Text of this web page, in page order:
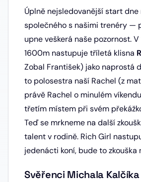
Úplně nejsledovanější start dne
společného s našimi trenéry —
upne veškerá naše pozornost. V
1600m nastupuje tříletá klisna
Zobal František) jako naprostá
to polosestra naší Rachel (z
právě Rachel o minulém
třetím místem při svém
Teď se mrkneme na další
talent v rodině. Rich Girl
jedenácti koní, bude to zkouška
Svěřenci Michala Kalčíka